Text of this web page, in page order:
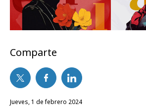
Comparte
jueves, 1 de febrero 2024